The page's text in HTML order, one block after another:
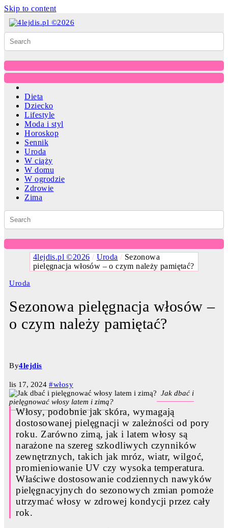
Skip to content
Dieta
Dziecko
Lifestyle
Moda i styl
Horoskop
Sennik
Uroda
W ciąży
W domu
W ogrodzie
Zdrowie
Zima
4lejdis.pl ©2026 / Uroda / Sezonowa
pielęgnacja włosów – o czym należy pamiętać?
Uroda
Sezonowa pielęgnacja włosów –
o czym należy pamiętać?
By4lejdis
lis 17, 2024 #włosy
Jak dbać i
pielęgnować włosy latem i zimą?
Włosy, podobnie jak skóra, wymagają
dostosowanej pielęgnacji w zależności od pory
roku. Zarówno zimą, jak i latem włosy są
narażone na szereg szkodliwych czynników
zewnętrznych, takich jak mróz, wiatr, wilgoć,
promieniowanie UV czy wysoka temperatura.
Właściwe dostosowanie codziennych nawyków
pielęgnacyjnych do sezonowych zmian pomoże
utrzymać włosy w zdrowej kondycji przez cały
rok.